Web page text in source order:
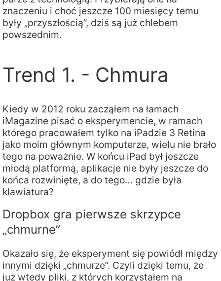
znaczeniu i choć jeszcze 100 miesięcy temu
były „przyszłością”, dziś są już chlebem
powszednim.
Trend 1. - Chmura
Kiedy w 2012 roku zacząłem na łamach
iMagazine pisać o eksperymencie, w ramach
którego pracowałem tylko na iPadzie 3 Retina
jako moim głównym komputerze, wielu nie brało
tego na poważnie. W końcu iPad był jeszcze
młodą platformą, aplikacje nie były jeszcze do
końca rozwinięte, a do tego… gdzie była
klawiatura?
Dropbox gra pierwsze skrzypce
„chmurne”
Okazało się, że eksperyment się powiódł między
innymi dzięki „chmurze”. Czyli dzięki temu, że
już wtedy pliki, z których korzystałem na